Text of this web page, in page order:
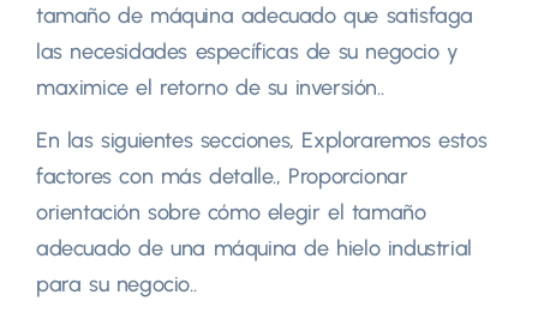
tamaño de máquina adecuado que satisfaga
las necesidades específicas de su negocio y
maximice el retorno de su inversión..
En las siguientes secciones, Exploraremos estos
factores con más detalle., Proporcionar
orientación sobre cómo elegir el tamaño
adecuado de una máquina de hielo industrial
para su negocio..